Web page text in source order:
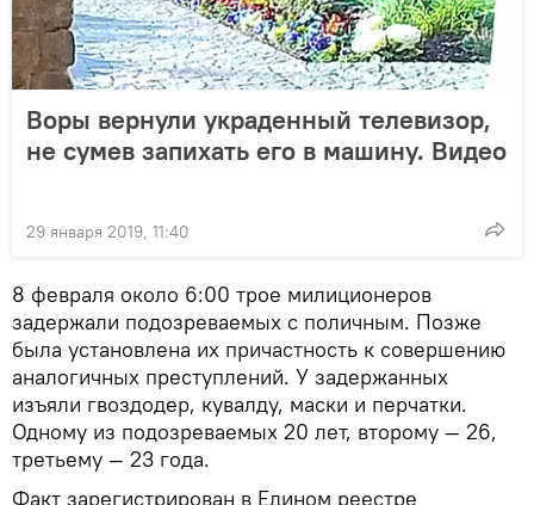
Воры вернули украденный телевизор,
не сумев запихать его в машину. Видео
29 января 2019, 11:40
8 февраля около 6:00 трое милиционеров
задержали подозреваемых с поличным. Позже
была установлена их причастность к совершению
аналогичных преступлений. У задержанных
изъяли гвоздодер, кувалду, маски и перчатки.
Одному из подозреваемых 20 лет, второму — 26,
третьему — 23 года.
Факт зарегистрирован в Едином реестре